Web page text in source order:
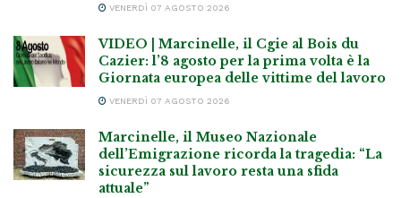
VENERDÌ 07 AGOSTO 2026
VIDEO | Marcinelle, il Cgie al Bois du
Cazier: l’8 agosto per la prima volta è la
Giornata europea delle vittime del lavoro
VENERDÌ 07 AGOSTO 2026
Marcinelle, il Museo Nazionale
dell’Emigrazione ricorda la tragedia: “La
sicurezza sul lavoro resta una sfida
attuale”